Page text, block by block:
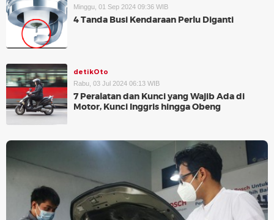
Minggu, 01 Sep 2024 09:36 WIB
4 Tanda Busi Kendaraan Perlu Diganti
detikOto
Rabu, 03 Jul 2024 06:13 WIB
7 Peralatan dan Kunci yang Wajib Ada di
Motor, Kunci Inggris hingga Obeng